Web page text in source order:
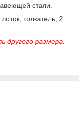
стали.
толкатель, 2
другого размера.